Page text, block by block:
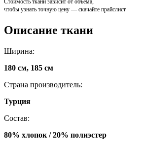
Стоимость ткани зависит от объема,
чтобы узнать точную цену — скачайте прайслист
Описание ткани
Ширина:
180 см, 185 см
Страна производитель:
Турция
Состав:
80% хлопок / 20% полиэстер